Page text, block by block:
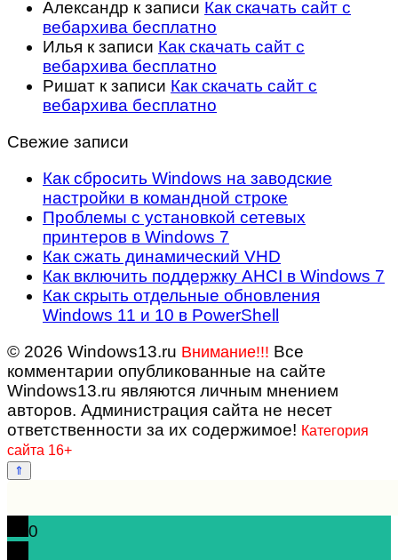
Александр к записи Как скачать сайт с
вебархива бесплатно
Илья к записи Как скачать сайт с
вебархива бесплатно
Ришат к записи Как скачать сайт с
вебархива бесплатно
Свежие записи
Как сбросить Windows на заводские
настройки в командной строке
Проблемы с установкой сетевых
принтеров в Windows 7
Как сжать динамический VHD
Как включить поддержку AHCI в Windows 7
Как скрыть отдельные обновления
Windows 11 и 10 в PowerShell
© 2026 Windows13.ru Внимание!!! Все
комментарии опубликованные на сайте
Windows13.ru являются личным мнением
авторов. Администрация сайта не несет
ответственности за их содержимое! Категория
сайта 16+
0